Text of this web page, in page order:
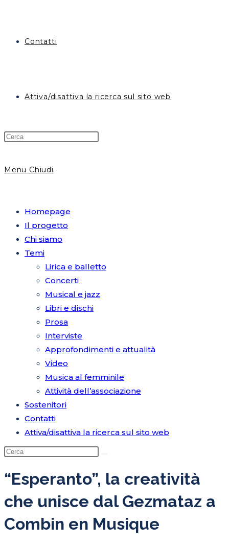
Contatti
Attiva/disattiva la ricerca sul sito web
Menu Chiudi
Homepage
Il progetto
Chi siamo
Temi
Lirica e balletto
Concerti
Musical e jazz
Libri e dischi
Prosa
Interviste
Approfondimenti e attualità
Video
Musica al femminile
Attività dell’associazione
Sostenitori
Contatti
Attiva/disattiva la ricerca sul sito web
“Esperanto”, la creatività
che unisce dal Gezmataz a
Combin en Musique